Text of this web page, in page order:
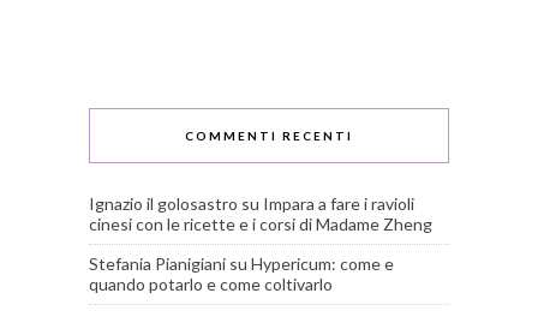
COMMENTI RECENTI
Ignazio il golosastro su Impara a fare i ravioli
cinesi con le ricette e i corsi di Madame Zheng
Stefania Pianigiani su Hypericum: come e
quando potarlo e come coltivarlo